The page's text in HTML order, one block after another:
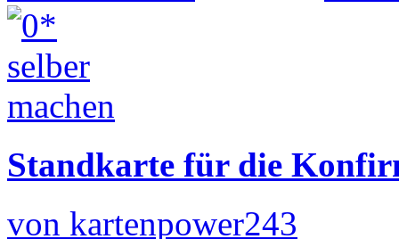
Standkarte für die
von kartenpower243